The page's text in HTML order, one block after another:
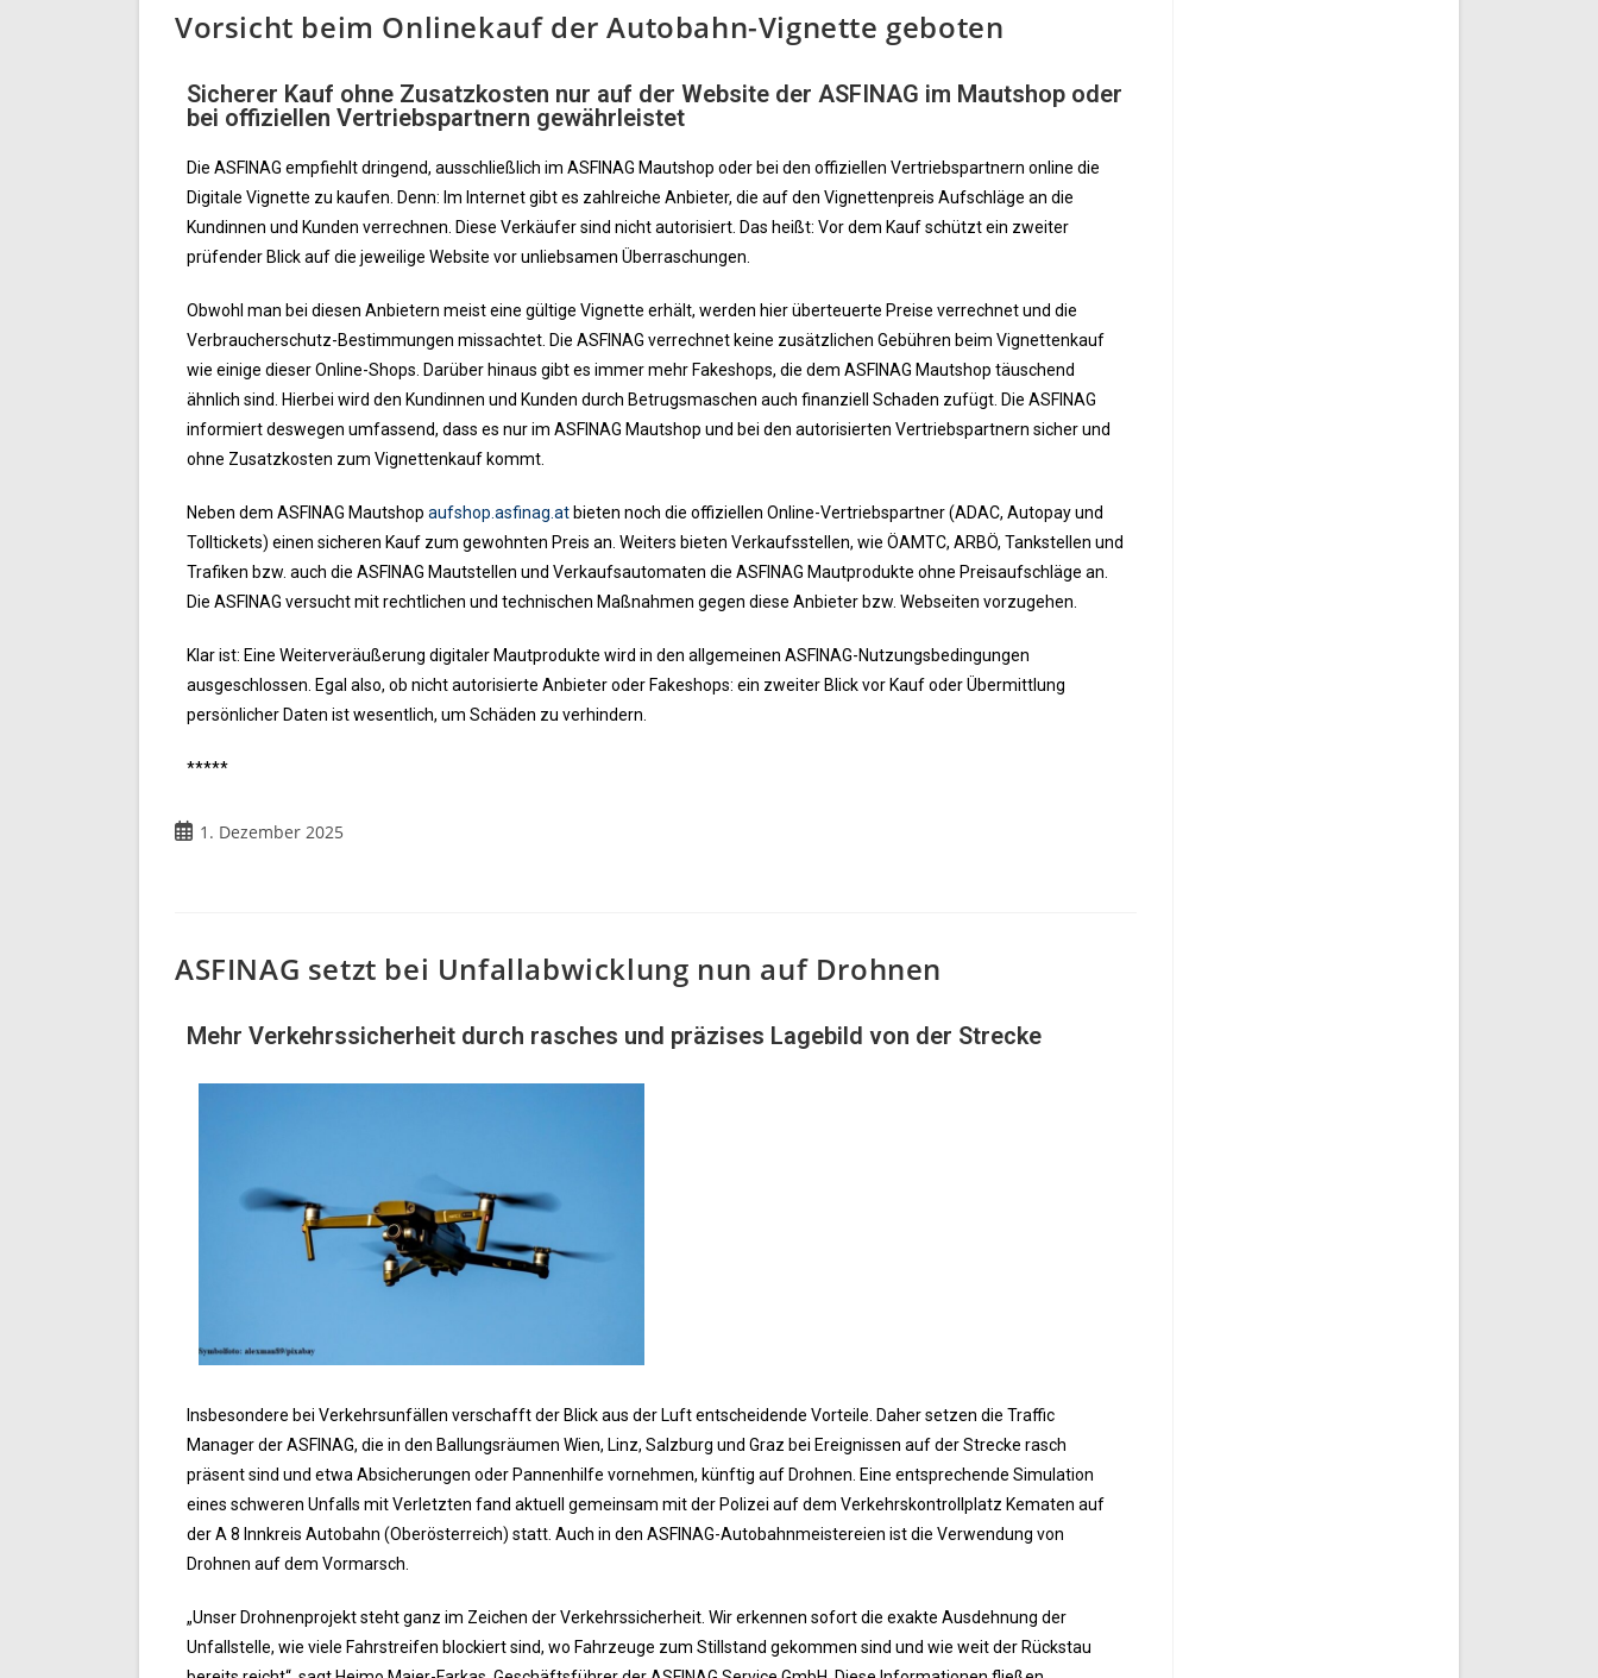
Vorsicht beim Onlinekauf der Autobahn-Vignette geboten
Sicherer Kauf ohne Zusatzkosten nur auf der Website der ASFINAG im Mautshop oder
bei offiziellen Vertriebspartnern gewährleistet
Die ASFINAG empfiehlt dringend, ausschließlich im ASFINAG Mautshop oder bei den offiziellen Vertriebspartnern online die
Digitale Vignette zu kaufen. Denn: Im Internet gibt es zahlreiche Anbieter, die auf den Vignettenpreis Aufschläge an die
Kundinnen und Kunden verrechnen. Diese Verkäufer sind nicht autorisiert. Das heißt: Vor dem Kauf schützt ein zweiter
prüfender Blick auf die jeweilige Website vor unliebsamen Überraschungen.
Obwohl man bei diesen Anbietern meist eine gültige Vignette erhält, werden hier überteuerte Preise verrechnet und die
Verbraucherschutz-Bestimmungen missachtet. Die ASFINAG verrechnet keine zusätzlichen Gebühren beim Vignettenkauf
wie einige dieser Online-Shops. Darüber hinaus gibt es immer mehr Fakeshops, die dem ASFINAG Mautshop täuschend
ähnlich sind. Hierbei wird den Kundinnen und Kunden durch Betrugsmaschen auch finanziell Schaden zufügt. Die ASFINAG
informiert deswegen umfassend, dass es nur im ASFINAG Mautshop und bei den autorisierten Vertriebspartnern sicher und
ohne Zusatzkosten zum Vignettenkauf kommt.
Neben dem ASFINAG Mautshop aufshop.asfinag.at bieten noch die offiziellen Online-Vertriebspartner (ADAC, Autopay und
Tolltickets) einen sicheren Kauf zum gewohnten Preis an. Weiters bieten Verkaufsstellen, wie ÖAMTC, ARBÖ, Tankstellen und
Trafiken bzw. auch die ASFINAG Mautstellen und Verkaufsautomaten die ASFINAG Mautprodukte ohne Preisaufschläge an.
Die ASFINAG versucht mit rechtlichen und technischen Maßnahmen gegen diese Anbieter bzw. Webseiten vorzugehen.
Klar ist: Eine Weiterveräußerung digitaler Mautprodukte wird in den allgemeinen ASFINAG-Nutzungsbedingungen
ausgeschlossen. Egal also, ob nicht autorisierte Anbieter oder Fakeshops: ein zweiter Blick vor Kauf oder Übermittlung
persönlicher Daten ist wesentlich, um Schäden zu verhindern.
*****
1. Dezember 2025
ASFINAG setzt bei Unfallabwicklung nun auf Drohnen
Mehr Verkehrssicherheit durch rasches und präzises Lagebild von der Strecke
Insbesondere bei Verkehrsunfällen verschafft der Blick aus der Luft entscheidende Vorteile. Daher setzen die Traffic
Manager der ASFINAG, die in den Ballungsräumen Wien, Linz, Salzburg und Graz bei Ereignissen auf der Strecke rasch
präsent sind und etwa Absicherungen oder Pannenhilfe vornehmen, künftig auf Drohnen. Eine entsprechende Simulation
eines schweren Unfalls mit Verletzten fand aktuell gemeinsam mit der Polizei auf dem Verkehrskontrollplatz Kematen auf
der A 8 Innkreis Autobahn (Oberösterreich) statt. Auch in den ASFINAG-Autobahnmeistereien ist die Verwendung von
Drohnen auf dem Vormarsch.
„Unser Drohnenprojekt steht ganz im Zeichen der Verkehrssicherheit. Wir erkennen sofort die exakte Ausdehnung der
Unfallstelle, wie viele Fahrstreifen blockiert sind, wo Fahrzeuge zum Stillstand gekommen sind und wie weit der Rückstau